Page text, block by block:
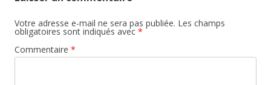
Votre adresse e-mail ne sera pas publiée. Les champs
obligatoires sont indiqués avec *
Commentaire *